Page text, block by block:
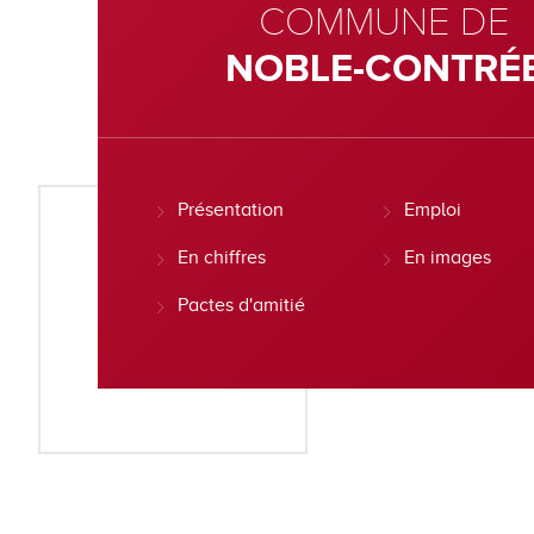
COMMUNE DE
NOBLE-
Présentation Emploi
En chiffres En images
Pactes d'amitié